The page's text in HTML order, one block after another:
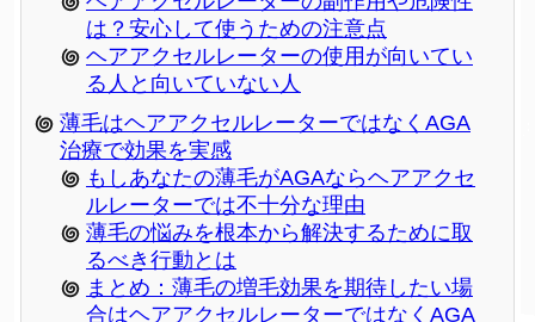
は？安心して使うための注意点
ヘアアクセルレーターの使用が向いてい
る人と向いていない人
薄毛はヘアアクセルレーターではなくAGA
治療で効果を実感
もしあなたの薄毛がAGAならヘアアクセ
ルレーターでは不十分な理由
薄毛の悩みを根本から解決するために取
るべき行動とは
まとめ：薄毛の増毛効果を期待したい場
合はヘアアクセルレーターではなくAGA